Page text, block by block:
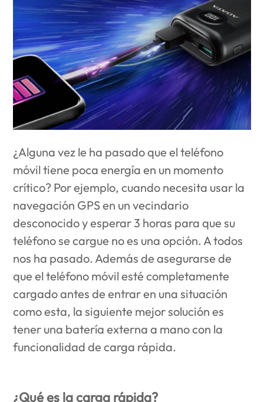
¿Alguna vez le ha pasado que el teléfono
móvil tiene poca energía en un momento
crítico? Por ejemplo, cuando necesita usar la
navegación GPS en un vecindario
desconocido y esperar 3 horas para que su
teléfono se cargue no es una opción. A todos
nos ha pasado. Además de asegurarse de
que el teléfono móvil esté completamente
cargado antes de entrar en una situación
como esta, la siguiente mejor solución es
tener una batería externa a mano con la
funcionalidad de carga rápida.
¿Qué es la carga rápida?